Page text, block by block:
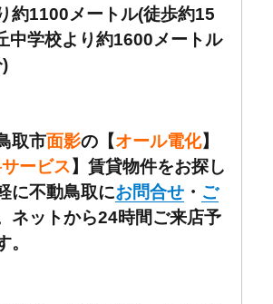
約1100メートル(徒歩約15
学校より約1600メートル
取市面影の【オール電化】
ービス】賃貸物件をお探し
に不動鳥取にお問合せ ・ ご
ネットから24時間ご来店予
。